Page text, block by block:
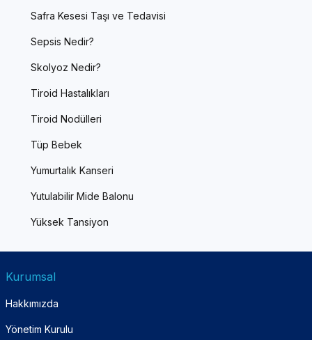
Safra Kesesi Taşı ve Tedavisi
Sepsis Nedir?
Skolyoz Nedir?
Tiroid Hastalıkları
Tiroid Nodülleri
Tüp Bebek
Yumurtalık Kanseri
Yutulabilir Mide Balonu
Yüksek Tansiyon
Kurumsal
Hakkımızda
Yönetim Kurulu